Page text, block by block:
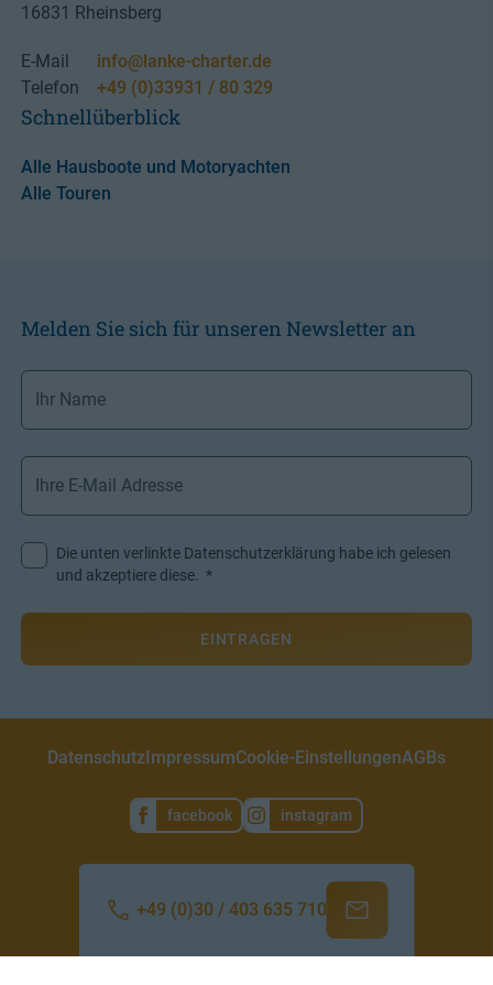
+49 (0)30 / 403 635 710
16831 Rheinsberg
E-Mail
info@lanke-charter.de
Telefon
+49 (0)33931 / 80 329
Schnellüberblick
Alle Hausboote und Motoryachten
Alle Touren
Melden Sie sich für unseren Newsletter an
Name
*
Mail
Die unten verlinkte Datenschutzerklärung habe ich gelesen
und akzeptiere diese.
*
EINTRAGEN
DatenschutzImpressumCookie-EinstellungenAGBs
facebook instagram